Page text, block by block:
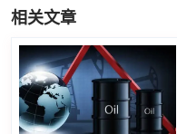
相关文章